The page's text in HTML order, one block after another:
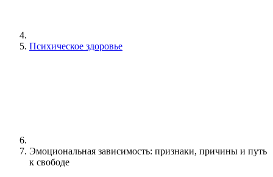
Психическое здоровье
Эмоциональная зависимость: признаки, причины и путь
к свободе